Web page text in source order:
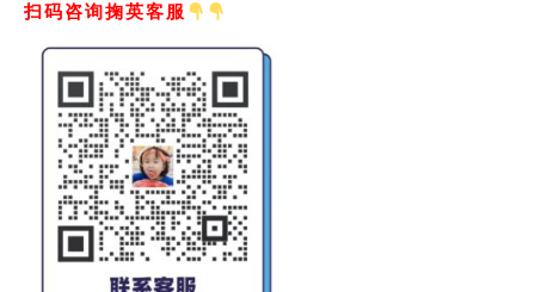
扫码咨询掬英客服